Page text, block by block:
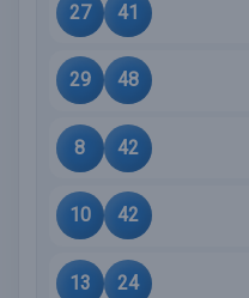
27 41
29 48
8 42
10 42
13 24